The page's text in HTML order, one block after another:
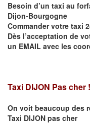
Besoin d’un taxi au
Dijon-Bourgogne
Commander votre taxi
Dès l’acceptation de
un EMAIL avec les
Taxi DIJON Pas cher !
On voit beaucoup des
Taxi DIJON pas cher